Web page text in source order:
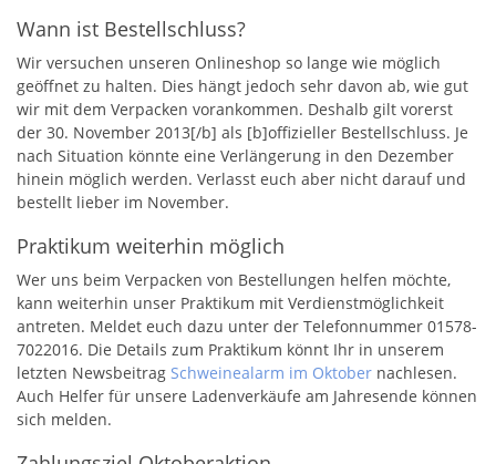
Wann ist Bestellschluss?
Wir versuchen unseren Onlineshop so lange wie möglich
geöffnet zu halten. Dies hängt jedoch sehr davon ab, wie gut
wir mit dem Verpacken vorankommen. Deshalb gilt vorerst
der 30. November 2013[/b] als [b]offizieller Bestellschluss. Je
nach Situation könnte eine Verlängerung in den Dezember
hinein möglich werden. Verlasst euch aber nicht darauf und
bestellt lieber im November.
Praktikum weiterhin möglich
Wer uns beim Verpacken von Bestellungen helfen möchte,
kann weiterhin unser Praktikum mit Verdienstmöglichkeit
antreten. Meldet euch dazu unter der Telefonnummer 01578-
7022016. Die Details zum Praktikum könnt Ihr in unserem
letzten Newsbeitrag Schweinealarm im Oktober nachlesen.
Auch Helfer für unsere Ladenverkäufe am Jahresende können
sich melden.